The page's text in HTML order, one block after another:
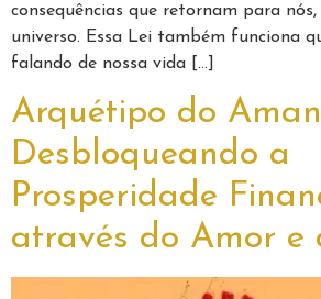
consequências que retornam para
universo. Essa Lei também funciona
falando de nossa vida […]
Arquétipo do
Desbloqueando a
Prosperidade
através do Amor e